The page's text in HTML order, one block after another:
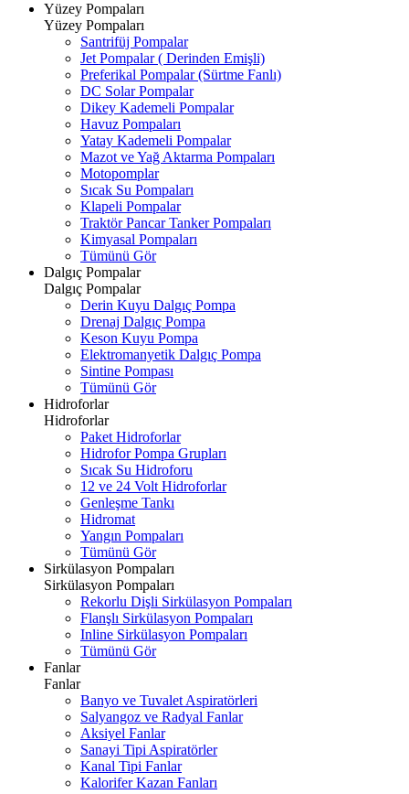
Yüzey Pompaları
Yüzey Pompaları
Santrifüj Pompalar
Jet Pompalar ( Derinden Emişli)
Preferikal Pompalar (Sürtme Fanlı)
DC Solar Pompalar
Dikey Kademeli Pompalar
Havuz Pompaları
Yatay Kademeli Pompalar
Mazot ve Yağ Aktarma Pompaları
Motopomplar
Sıcak Su Pompaları
Klapeli Pompalar
Traktör Pancar Tanker Pompaları
Kimyasal Pompaları
Tümünü Gör
Dalgıç Pompalar
Dalgıç Pompalar
Derin Kuyu Dalgıç Pompa
Drenaj Dalgıç Pompa
Keson Kuyu Pompa
Elektromanyetik Dalgıç Pompa
Sintine Pompası
Tümünü Gör
Hidroforlar
Hidroforlar
Paket Hidroforlar
Hidrofor Pompa Grupları
Sıcak Su Hidroforu
12 ve 24 Volt Hidroforlar
Genleşme Tankı
Hidromat
Yangın Pompaları
Tümünü Gör
Sirkülasyon Pompaları
Sirkülasyon Pompaları
Rekorlu Dişli Sirkülasyon Pompaları
Flanşlı Sirkülasyon Pompaları
Inline Sirkülasyon Pompaları
Tümünü Gör
Fanlar
Fanlar
Banyo ve Tuvalet Aspiratörleri
Salyangoz ve Radyal Fanlar
Aksiyel Fanlar
Sanayi Tipi Aspiratörler
Kanal Tipi Fanlar
Kalorifer Kazan Fanları